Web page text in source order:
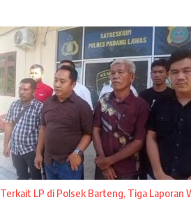
Terkait LP di Polsek Barteng, Tiga Laporan